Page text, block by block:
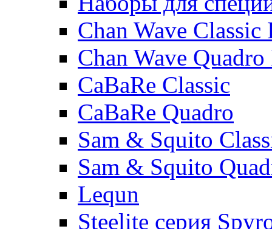
Chan Wave
Chan Wave
CaBaRe Classic
CaBaRe Quadro
Sam & Squito
Sam & Squito
Lequn
Steelite серия